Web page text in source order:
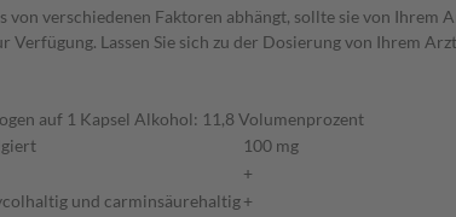
von verschiedenen Faktoren abhängt, sollte sie von
Lassen Sie sich zu der Dosierung von Ihrem
auf 1 Kapsel Alkohol: 11,8 Volumenprozent
100 mg
+
und carminsäurehaltig+